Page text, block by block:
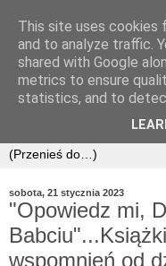
sobota, 21 stycznia 2023
"Opowiedz mi,
wspomnień od
This site uses cookies
and to analyze traffic.
shared with Google
metrics to ensure
statistics, and to